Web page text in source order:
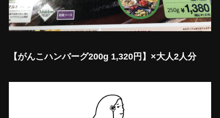
【がんこハンバーグ200g 1,320円】×大人2人分